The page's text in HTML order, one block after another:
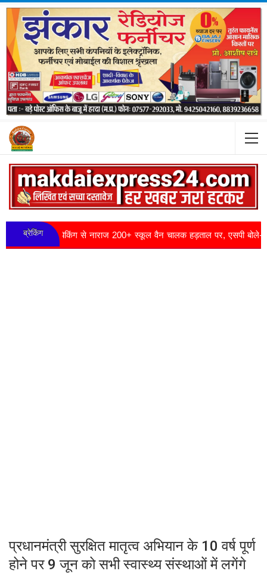
ब्रेकिंग
चेकिंग से नाराज 200+ स्कूल वैन चालक हड़ताल पर, एसपी बोले- बच्चों की
प्रधानमंत्री सुरक्षित मातृत्व अभियान के 10 वर्ष पूर्ण
होने पर 9 जून को सभी स्वास्थ्य संस्थाओं में लगेंगे